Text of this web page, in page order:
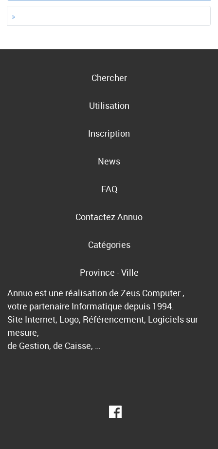
»
Chercher
Utilisation
Inscription
News
FAQ
Contactez Annuo
Catégories
Province - Ville
Annuo est une réalisation de Zeus Computer ,
votre partenaire Informatique depuis 1994.
Site Internet, Logo, Référencement, Logiciels sur
mesure,
de Gestion, de Caisse, …